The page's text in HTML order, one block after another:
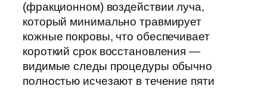
(фракционном) воздействии луча,
который минимально травмирует
кожные покровы, что обеспечивает
короткий срок восстановления —
видимые следы процедуры обычно
полностью исчезают в течение пяти